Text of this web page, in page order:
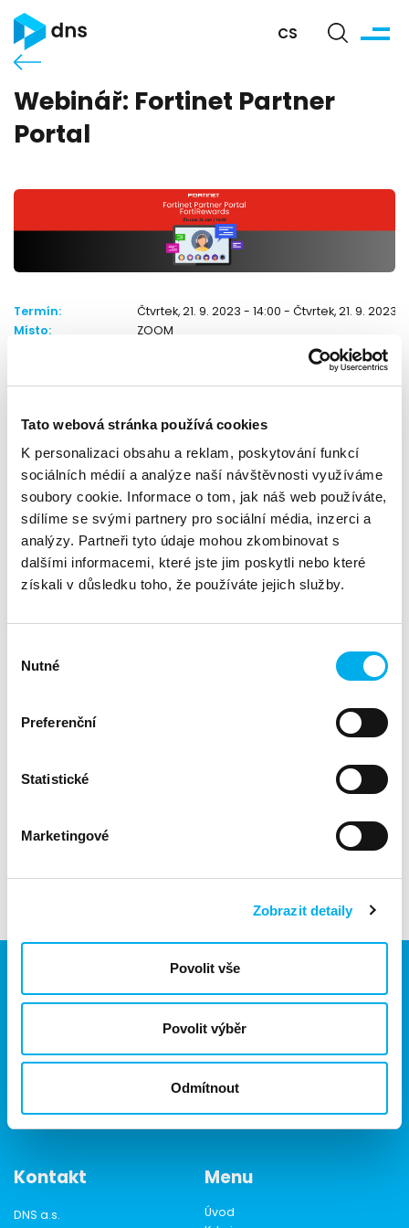
Tato webová stránka používá cookies
K personalizaci obsahu a reklam, poskytování funkcí
sociálních médií a analýze naší návštěvnosti využíváme
soubory cookie. Informace o tom, jak náš web používáte,
sdílíme se svými partnery pro sociální média, inzerci a
analýzy. Partneři tyto údaje mohou zkombinovat s
dalšími informacemi, které jste jim poskytli nebo které
získali v důsledku toho, že používáte jejich služby.
souhlasu
Nutné
Preferenční
Statistické
Marketingové
Zobrazit detaily
Povolit vše
Povolit výběr
Odmítnout
CS
Webinář: Fortinet Partner
Portal
Termín: Čtvrtek, 21. 9. 2023 - 14:00 - Čtvrtek, 21. 9. 2023
Místo: ZOOM
apetrulakova@dns.cz
Divize: Fortinet
Vážení obchodní partneři,
srdečně vás zveme na webinář, kde vám zástupci Fortinetu
představí partnerský portál, jeho nesporné výhody, nástroje
a využití.
Těšíme se na vás v úterý, 21. září v 14:00 na platformě
mailu.
Jsme součástí eD skupiny, ekosystému firem v oblasti IT,
a technologií s 30 lety zkušeností, více než 700 odborníky
a tržbami přesahujícími 16 miliard.
Kontakt
DNS a.s.
Menu
Úvod